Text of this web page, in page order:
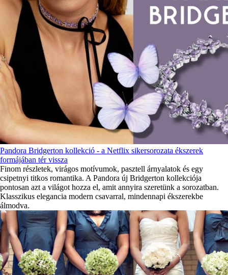
Pandora Bridgerton kollekció - a Netflix sikersorozata ékszerek
formájában tér vissza
Finom részletek, virágos motívumok, pasztell árnyalatok és egy
csipetnyi titkos romantika. A Pandora új Bridgerton kollekciója
pontosan azt a világot hozza el, amit annyira szeretünk a sorozatban.
Klasszikus elegancia modern csavarral, mindennapi ékszerekbe
álmodva.